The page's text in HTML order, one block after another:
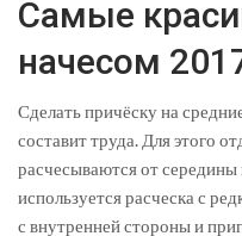
Самые
начесом
Сделать причёску на
составит труда. Для этого
расчесываются от
используется расческа с
с внутренней стороны и